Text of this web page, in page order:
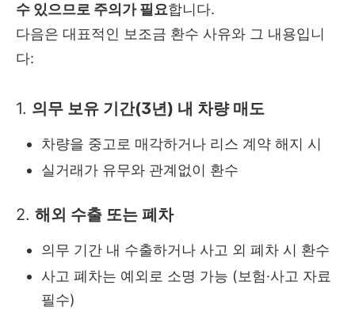
수 있으므로 주의가 필요합니다.
다음은 대표적인 보조금 환수 사유와 그 내용입니
다:
1. 의무 보유 기간(3년) 내 차량 매도
차량을 중고로 매각하거나 리스 계약 해지 시
실거래가 유무와 관계없이 환수
2. 해외 수출 또는 폐차
의무 기간 내 수출하거나 사고 외 폐차 시 환수
사고 폐차는 예외로 소명 가능 (보험·사고 자료
필수)